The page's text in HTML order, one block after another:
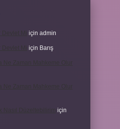
için admin
için Barış
için